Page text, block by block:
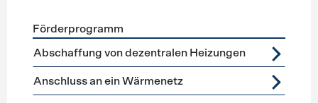
Förderprogramme Heizung
Förderprogramm
Abschaffung von dezentralen Heizungen
Anschluss an ein Wärmenetz